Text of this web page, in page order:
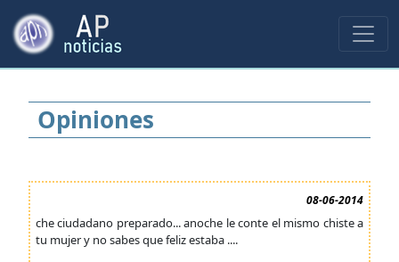
Opiniones
08-06-2014
che ciudadano preparado... anoche le conte el mismo chiste a
tu mujer y no sabes que feliz estaba ....